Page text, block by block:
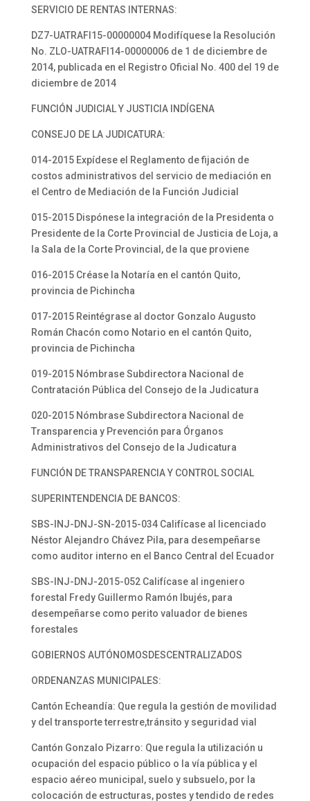
SERVICIO DE RENTAS INTERNAS:
DZ7-UATRAFI15-00000004 Modifíquese la Resolución
No. ZLO-UATRAFI14-00000006 de 1 de diciembre de
2014, publicada en el Registro Oficial No. 400 del 19 de
diciembre de 2014
FUNCIÓN JUDICIAL Y JUSTICIA INDÍGENA
CONSEJO DE LA JUDICATURA:
014-2015 Expídese el Reglamento de fijación de
costos administrativos del servicio de mediación en
el Centro de Mediación de la Función Judicial
015-2015 Dispónese la integración de la Presidenta o
Presidente de la Corte Provincial de Justicia de Loja, a
la Sala de la Corte Provincial, de la que proviene
016-2015 Créase la Notaría en el cantón Quito,
provincia de Pichincha
017-2015 Reintégrase al doctor Gonzalo Augusto
Román Chacón como Notario en el cantón Quito,
provincia de Pichincha
019-2015 Nómbrase Subdirectora Nacional de
Contratación Pública del Consejo de la Judicatura
020-2015 Nómbrase Subdirectora Nacional de
Transparencia y Prevención para Órganos
Administrativos del Consejo de la Judicatura
FUNCIÓN DE TRANSPARENCIA Y CONTROL SOCIAL
SUPERINTENDENCIA DE BANCOS:
SBS-INJ-DNJ-SN-2015-034 Califícase al licenciado
Néstor Alejandro Chávez Pila, para desempeñarse
como auditor interno en el Banco Central del Ecuador
SBS-INJ-DNJ-2015-052 Califícase al ingeniero
forestal Fredy Guillermo Ramón Ibujés, para
desempeñarse como perito valuador de bienes
forestales
GOBIERNOS AUTÓNOMOSDESCENTRALIZADOS
ORDENANZAS MUNICIPALES:
Cantón Echeandía: Que regula la gestión de movilidad
y del transporte terrestre,tránsito y seguridad vial
Cantón Gonzalo Pizarro: Que regula la utilización u
ocupación del espacio público o la vía pública y el
espacio aéreo municipal, suelo y subsuelo, por la
colocación de estructuras, postes y tendido de redes